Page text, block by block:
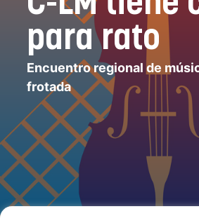
para rato
Encuentro regional de
frotada